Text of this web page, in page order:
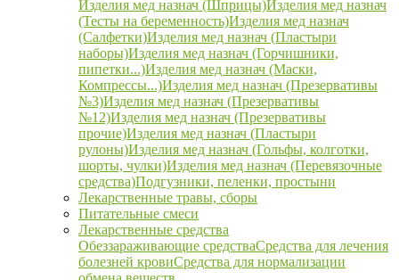
Изделия мед назнач (Шприцы)Изделия мед назнач
(Тесты на беременность)Изделия мед назнач
(Салфетки)Изделия мед назнач (Пластыри
наборы)Изделия мед назнач (Горчишники,
пипетки...)Изделия мед назнач (Маски,
Компрессы...)Изделия мед назнач (Презервативы
№3)Изделия мед назнач (Презервативы
№12)Изделия мед назнач (Презервативы
прочие)Изделия мед назнач (Пластыри
рулоны)Изделия мед назнач (Гольфы, колготки,
шорты, чулки)Изделия мед назнач (Перевязочные
средства)Подгузники, пеленки, простыни
Лекарственные травы, сборы
Питательные смеси
Лекарственные средства
Обеззараживающие средстваСредства для лечения
болезней кровиСредства для нормализации